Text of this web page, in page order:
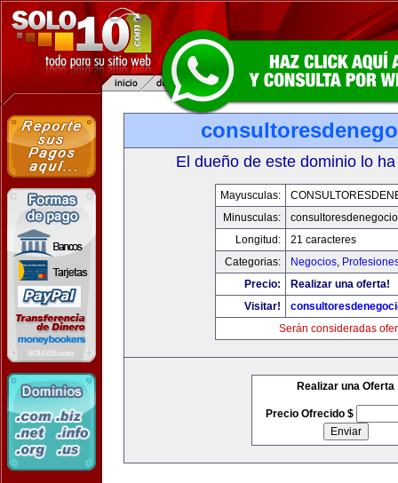
El dueño de este dominio lo
Mayusculas:
Minusculas:
Longitud:
21 caracteres
Categorias:
Negocios,
Precio:
Realizar una oferta!
Visitar!
Serán consideradas
Realizar una Oferta
Precio Ofrecido $